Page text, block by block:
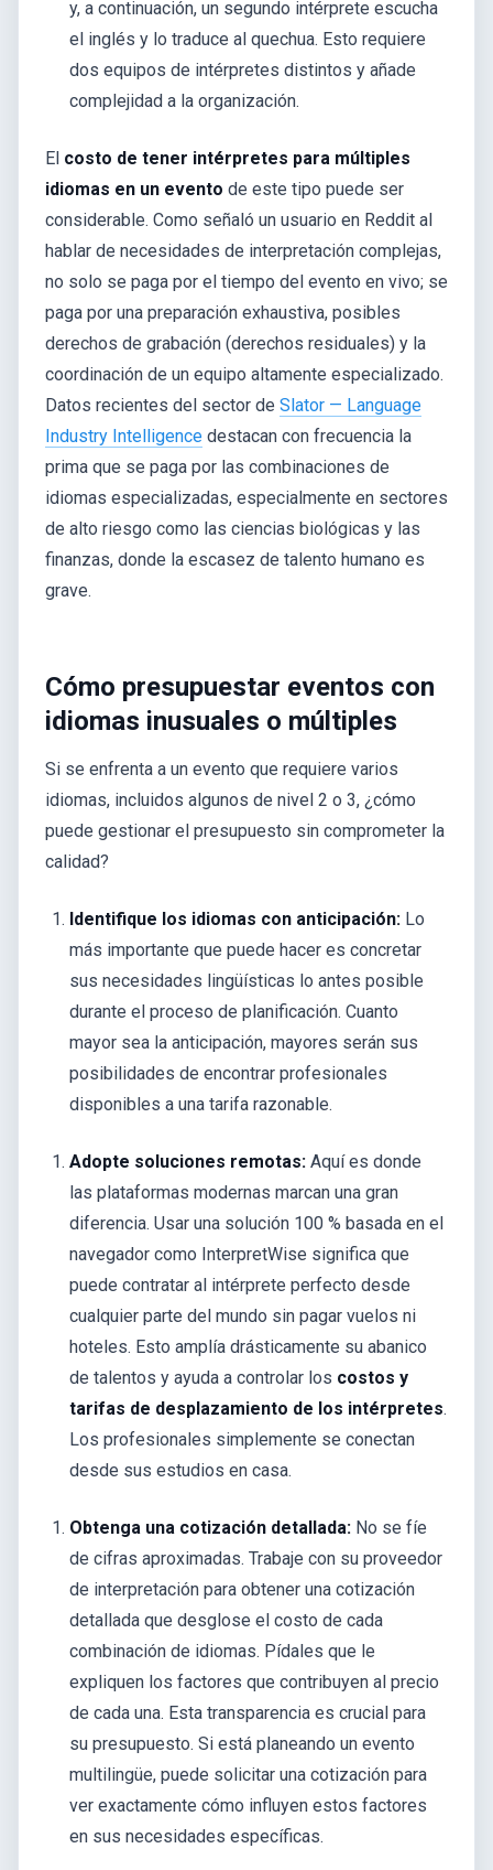
y, a continuación, un segundo intérprete escucha
el inglés y lo traduce al quechua. Esto requiere
dos equipos de intérpretes distintos y añade
complejidad a la organización.
El costo de tener intérpretes para múltiples
idiomas en un evento de este tipo puede ser
considerable. Como señaló un usuario en Reddit al
hablar de necesidades de interpretación complejas,
no solo se paga por el tiempo del evento en vivo; se
paga por una preparación exhaustiva, posibles
derechos de grabación (derechos residuales) y la
coordinación de un equipo altamente especializado.
Datos recientes del sector de Slator — Language
Industry Intelligence destacan con frecuencia la
prima que se paga por las combinaciones de
idiomas especializadas, especialmente en sectores
de alto riesgo como las ciencias biológicas y las
finanzas, donde la escasez de talento humano es
grave.
Cómo presupuestar eventos con
idiomas inusuales o múltiples
Si se enfrenta a un evento que requiere varios
idiomas, incluidos algunos de nivel 2 o 3, ¿cómo
puede gestionar el presupuesto sin comprometer la
calidad?
Identifique los idiomas con anticipación: Lo
más importante que puede hacer es concretar
sus necesidades lingüísticas lo antes posible
durante el proceso de planificación. Cuanto
mayor sea la anticipación, mayores serán sus
posibilidades de encontrar profesionales
disponibles a una tarifa razonable.
Adopte soluciones remotas: Aquí es donde
las plataformas modernas marcan una gran
diferencia. Usar una solución 100 % basada en el
navegador como InterpretWise significa que
puede contratar al intérprete perfecto desde
cualquier parte del mundo sin pagar vuelos ni
hoteles. Esto amplía drásticamente su abanico
de talentos y ayuda a controlar los costos y
tarifas de desplazamiento de los intérpretes.
Los profesionales simplemente se conectan
desde sus estudios en casa.
Obtenga una cotización detallada: No se fíe
de cifras aproximadas. Trabaje con su proveedor
de interpretación para obtener una cotización
detallada que desglose el costo de cada
combinación de idiomas. Pídales que le
expliquen los factores que contribuyen al precio
de cada una. Esta transparencia es crucial para
su presupuesto. Si está planeando un evento
multilingüe, puede solicitar una cotización para
ver exactamente cómo influyen estos factores
en sus necesidades específicas.